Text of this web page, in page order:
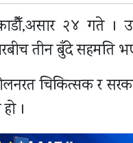
२४ गते ।
तीन बुँदे सहमति
चिकित्सक र
।